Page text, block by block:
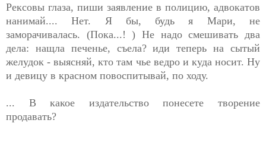
Рексовы глаза, пиши заявление в полицию, адвокатов
нанимай.... Нет. Я бы, будь я Мари, не
заморачивалась. (Пока...! ) Не надо смешивать два
дела: нащла печенье, съела? иди теперь на сытый
желудок - выясняй, кто там чье ведро и куда носит. Ну
и девицу в красном повоспитывай, по ходу.
... В какое издательство понесете творение
продавать?